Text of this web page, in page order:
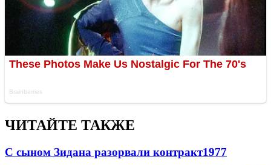
ЧИТАЙТЕ ТАКЖЕ
С сыном Зидана разорвали контракт1977